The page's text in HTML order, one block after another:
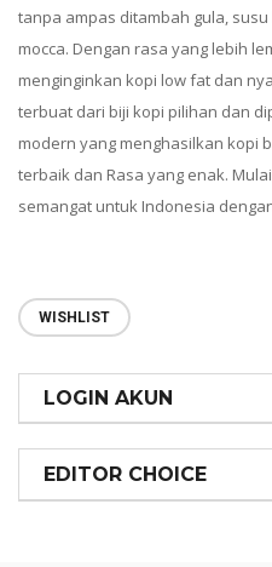
tanpa ampas ditambah gula,
mocca. Dengan rasa yang lebih
menginginkan kopi low fat dan
terbuat dari biji kopi pilihan dan
modern yang menghasilkan kopi
terbaik dan Rasa yang enak.
semangat untuk Indonesia
WISHLIST
LOGIN AKUN
EDITOR CHOICE